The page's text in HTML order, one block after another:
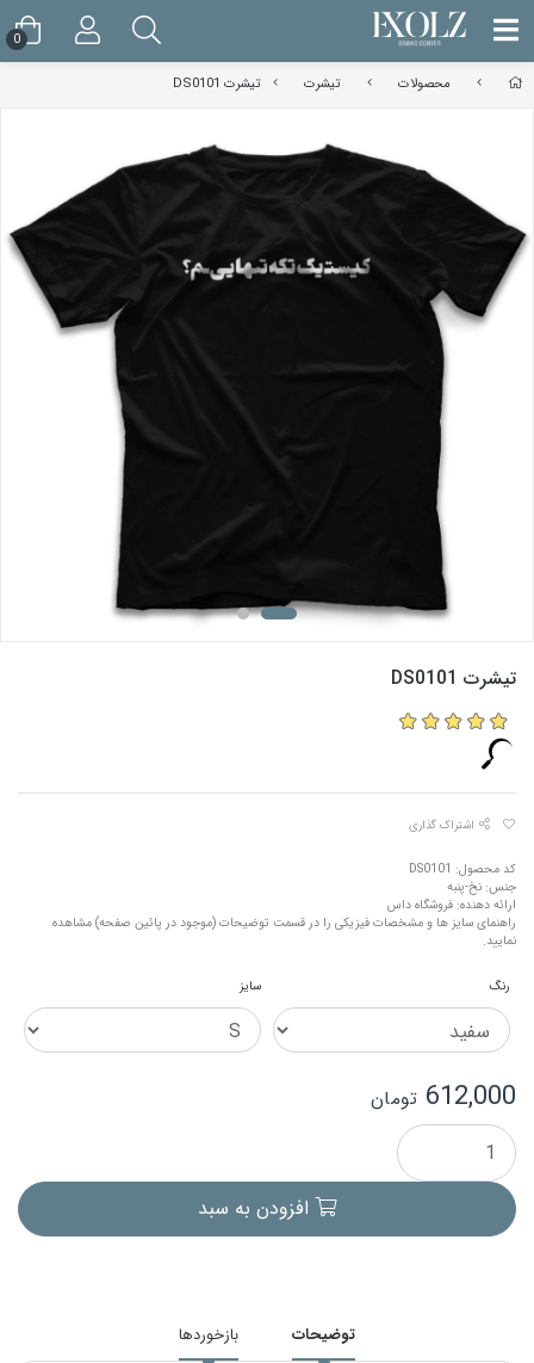
محصولات تیشرت تیشرت DS0101
تیشرت DS0101
اشتراک گذاری
کد محصول: DS0101
جنس: نخ-پنبه
ارائه دهنده: فروشگاه داس
راهنمای سایز ها و مشخصات فیزیکی را در قسمت توضیحات (موجود در پائین صفحه) مشاهده
نمایید.
رنگ سایز
612,000 تومان
افزودن به سبد
توضیحات بازخوردها
0